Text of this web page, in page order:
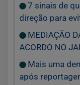
7 sinais de
direção para
MEDIAÇÃO
ACORDO NO
Mais uma
após